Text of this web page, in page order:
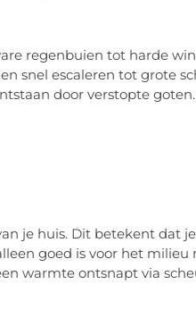
regenbuien tot harde
snel escaleren tot grote
door verstopte goten.
je huis. Dit betekent dat
goed is voor het milieu
warmte ontsnapt via